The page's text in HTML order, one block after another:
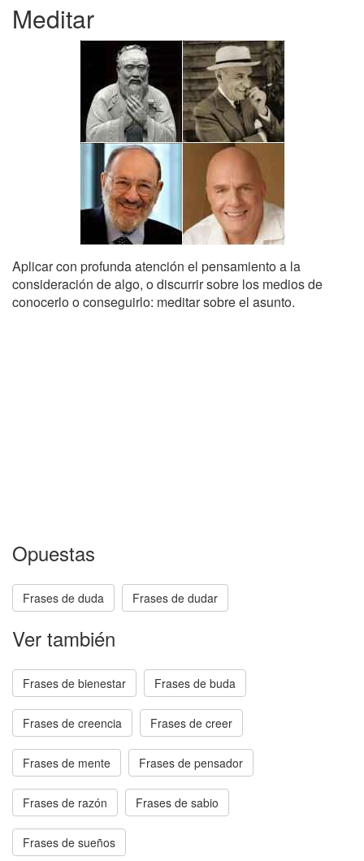
Meditar
Aplicar con profunda atención el pensamiento a la
consideración de algo, o discurrir sobre los medios de
conocerlo o conseguirlo: meditar sobre el asunto.
Opuestas
Frases de duda Frases de dudar
Ver también
Frases de bienestar Frases de buda
Frases de creencia Frases de creer
Frases de mente Frases de pensador
Frases de razón Frases de sabio
Frases de sueños